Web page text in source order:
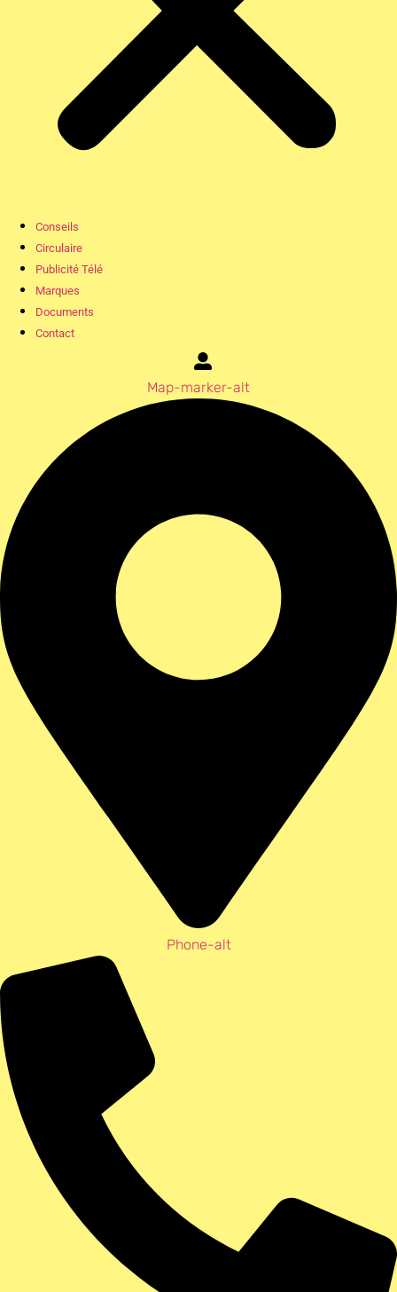
Conseils
Circulaire
Publicité Télé
Marques
Documents
Contact
Map-marker-alt
Phone-alt